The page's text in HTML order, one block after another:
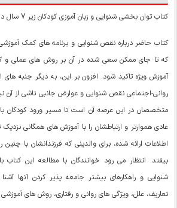
کتاب توان بخشی شنوایی و زبان آموزی کودکان زیر 7 سال دچار نقص شنوایی
کتاب حاضر درباره نقص شنوایی و برنامه های کمک
که تا جای ممکن سعی شده در آن بر روش های عملی و
آموزش ویژه تاکید شود. افزون بر این، به دیگر جنبه
روانی-اجتماعی نقص شنوایی و عوارض جانبی ناشی از آن
متخصصان در این عرصه آن است تا مسیر ورود کودکان
عادی هموارتر و ارتباطشان را با آموزش های همگانی
اطلاعات ارائه شده، برای والدینی که فرزندانشان با
بیفتد. انتظار می رود خوانندگان با مطالعه این کتاب
شنوایی و راهکارهای بیشتر جامعه پذیر کردن آنها
تعاریف، علل، ویژگی های روانی و رفتاری، روش های